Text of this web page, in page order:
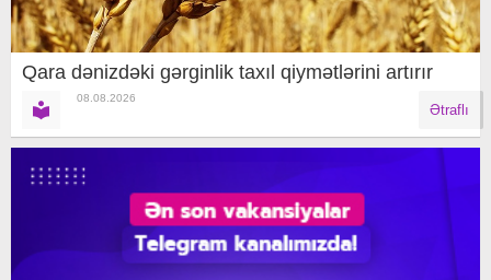
Qara dənizdəki gərginlik taxıl qiymətlərini artırır
08.08.2026
Ətraflı